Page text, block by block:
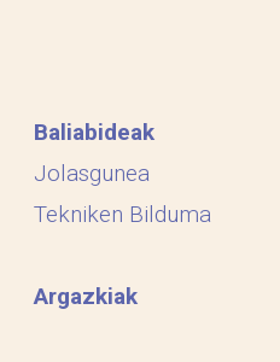
Baliabideak
Jolasgunea
Tekniken Bilduma
Argazkiak